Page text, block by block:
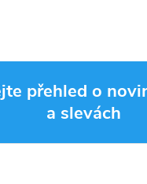
přehled o
a slevách